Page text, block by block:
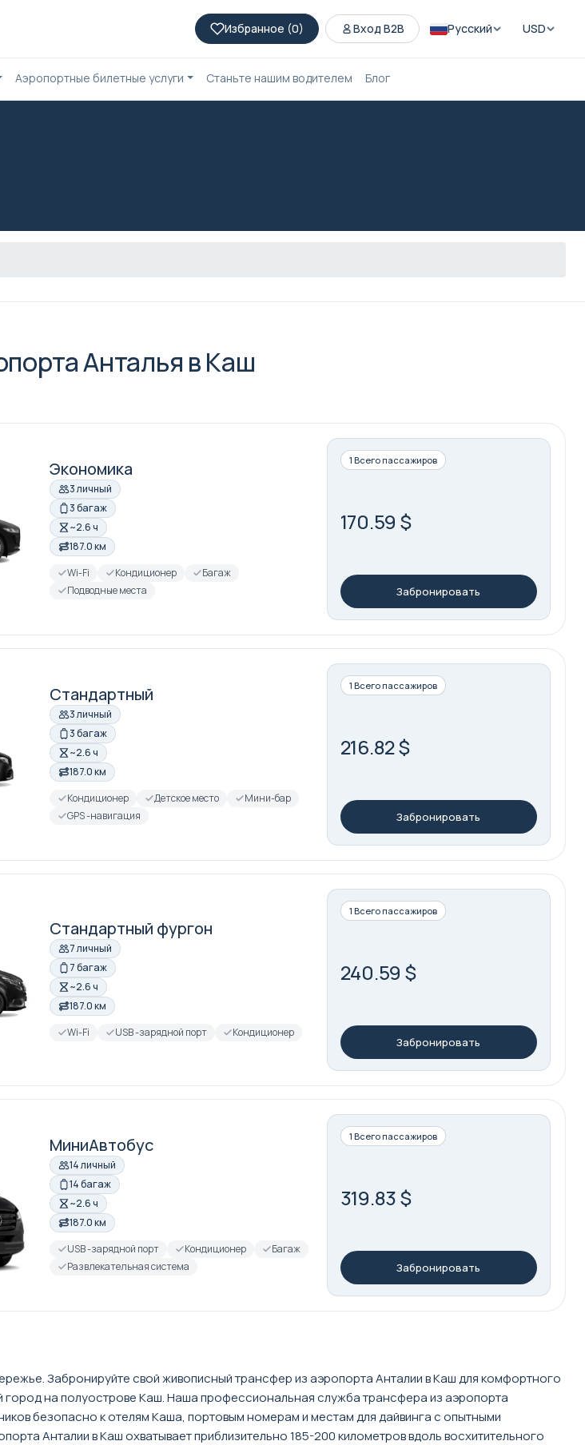
Избранное (0) Вход B2B Русский USD
Аэропортные билетные услуги Станьте нашим водителем Блог
Анталья в Каш
Экономика
3 личный
3 багаж
~2.6 ч
187.0 км
Wi-Fi
Кондиционер
Багаж
Подводные места
1 Всего пассажиров
170.59 $
Забронировать
Стандартный
3 личный
3 багаж
~2.6 ч
187.0 км
Кондиционер
Детское место
Мини-бар
GPS -навигация
1 Всего пассажиров
216.82 $
Забронировать
Стандартный фургон
7 личный
7 багаж
~2.6 ч
187.0 км
Wi-Fi
USB -зарядной порт Кондиционер
1 Всего пассажиров
240.59 $
Забронировать
МиниАвтобус
14 личный
14 багаж
~2.6 ч
187.0 км
USB -зарядной порт
Кондиционер
Багаж
Развлекательная система
1 Всего пассажиров
319.83 $
Забронировать
Забронируйте свой живописный трансфер из аэропорта Анталии в Каш для комфортного
на полуострове Каш. Наша профессиональная служба трансфера из аэропорта
безопасно к отелям Каша, портовым номерам и местам для дайвинга с опытными
Анталии в Каш охватывает приблизительно 185-200 километров вдоль восхитительного